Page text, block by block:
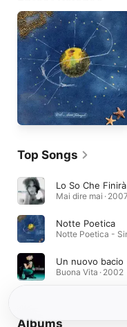
Top Songs
Lo So Che Finirà
Mai dire mai · 2007
Notte Poetica
Notte Poetica -
Un nuovo bacio
Buona Vita · 2002
Albums